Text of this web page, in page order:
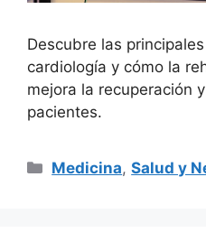
Descubre las
cardiología y cómo la
mejora la recuperación
pacientes.
Categorías
Medicina,Salud y